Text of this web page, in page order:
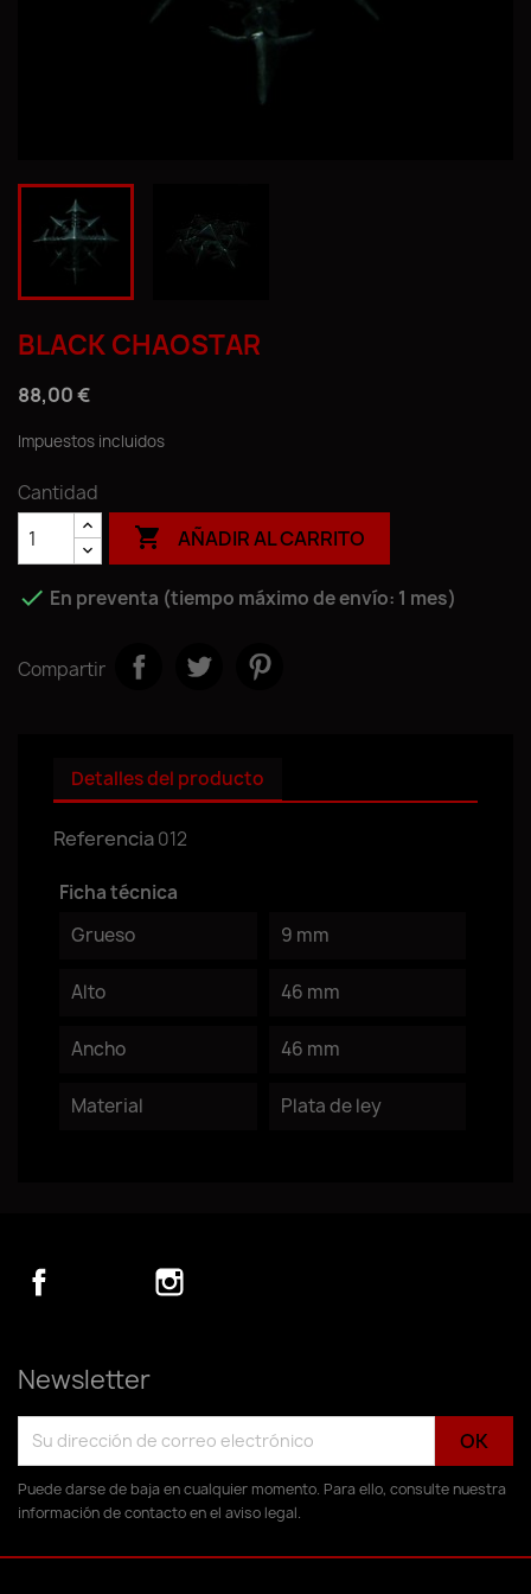
BLACK CHAOSTAR
88,00 €
Impuestos incluidos
Cantidad
 AÑADIR AL CARRITO
 En preventa (tiempo máximo de envío: 1 mes)
Compartir
Detalles del producto
Referencia012
Ficha técnica
Grueso
9 mm
Alto 46 mm
Ancho 46 mm
Material Plata de ley
YouTube
Newsletter
Puede darse de baja en cualquier momento. Para ello, consulte nuestra
información de contacto en el aviso legal.